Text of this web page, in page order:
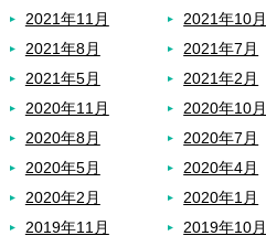
2021年11月
2021年10月
2021年8月
2021年7月
2021年5月
2021年2月
2020年11月
2020年10月
2020年8月
2020年7月
2020年5月
2020年4月
2020年2月
2020年1月
2019年11月
2019年10月